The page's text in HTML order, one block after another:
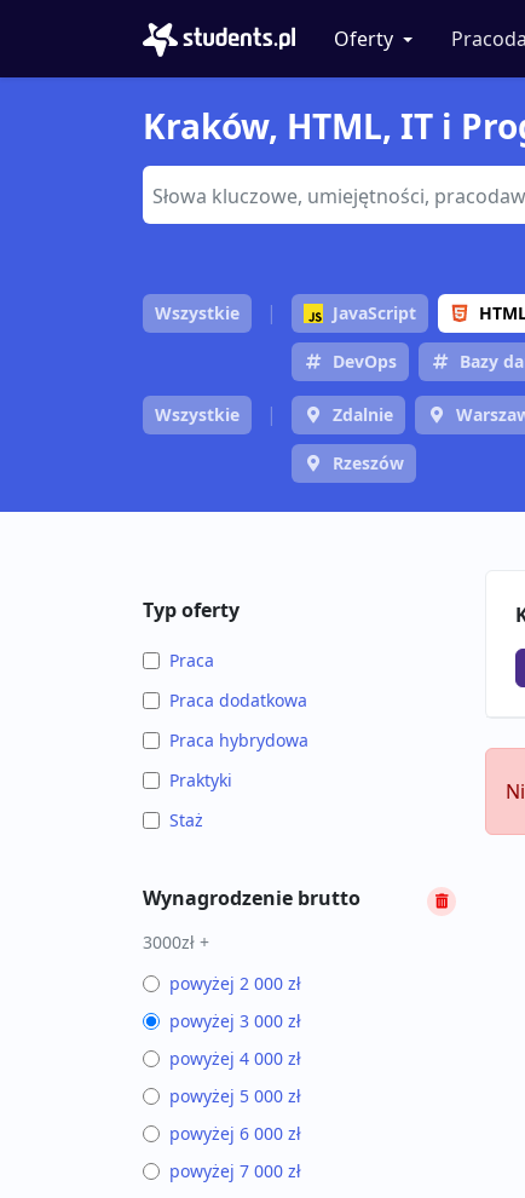
Oferty
Kraków, HTML, IT i
Wszystkie JavaScript
DevOps Bazy
Wszystkie Zdalnie
Rzeszów
Typ oferty
Praca
Praca dodatkowa
Praca hybrydowa
Praktyki
Staż
Wynagrodzenie brutto
3000zł +
powyżej 2 000 zł
powyżej 3 000 zł
powyżej 4 000 zł
powyżej 5 000 zł
powyżej 6 000 zł
powyżej 7 000 zł